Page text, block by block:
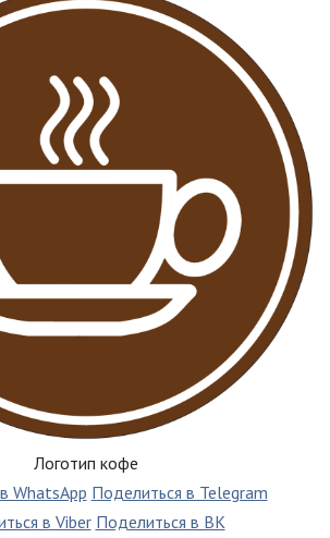
Логотип кофе
WhatsApp Поделиться в Telegram
в Viber Поделиться в ВК